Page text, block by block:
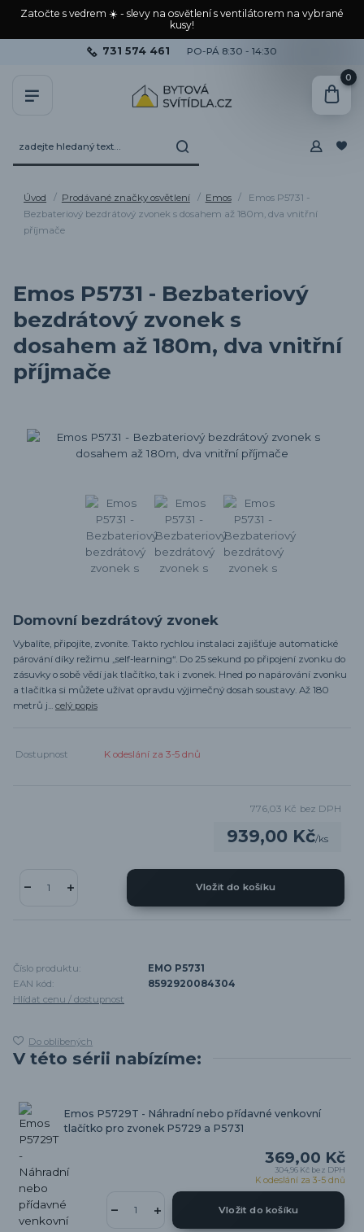
Zatočte s vedrem ☀️ - slevy na osvětlení s ventilátorem na vybrané
kusy!
731 574 461 PO-PÁ 8:30 - 14:30
0
Úvod Prodávané značky osvětlení Emos
Emos P5731 -
Bezbateriový bezdrátový zvonek s dosahem až 180m, dva vnitřní
příjmače
Emos P5731 - Bezbateriový
bezdrátový zvonek s
dosahem až 180m, dva vnitřní
příjmače
Domovní bezdrátový zvonek
Vybalíte, připojíte, zvoníte. Takto rychlou instalaci zajišťuje automatické
párování díky režimu „self-learning“. Do 25 sekund po připojení zvonku do
zásuvky o sobě vědí jak tlačítko, tak i zvonek. Hned po napárování zvonku
a tlačítka si můžete užívat opravdu výjimečný dosah soustavy. Až 180
metrů j... celý popis
Dostupnost K odeslání za 3-5 dnů
939,00 Kč/ks
776,03 Kč bez DPH
Vložit do košíku
Číslo produktu:
EMO P5731
EAN kód:
8592920084304
Hlídat cenu / dostupnost
Do oblíbených
V této sérii nabízíme:
Emos P5729T - Náhradní nebo přídavné venkovní
tlačítko pro zvonek P5729 a P5731
369,00 Kč
304,96 Kč bez DPH
K odeslání za 3-5 dnů
Vložit do košíku